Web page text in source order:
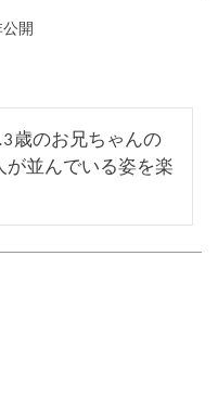
開
歳のお兄ちゃんの
並んでいる姿を楽